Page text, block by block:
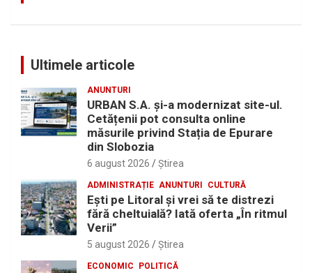
Ultimele articole
ANUNTURI
URBAN S.A. și-a modernizat site-ul.
Cetățenii pot consulta online
măsurile privind Stația de Epurare
din Slobozia
6 august 2026 Ştirea
ADMINISTRAȚIE ANUNTURI CULTURĂ
Eşti pe Litoral şi vrei să te distrezi
fără cheltuială? Iată oferta „În ritmul
Verii”
5 august 2026 Ştirea
ECONOMIC POLITICĂ